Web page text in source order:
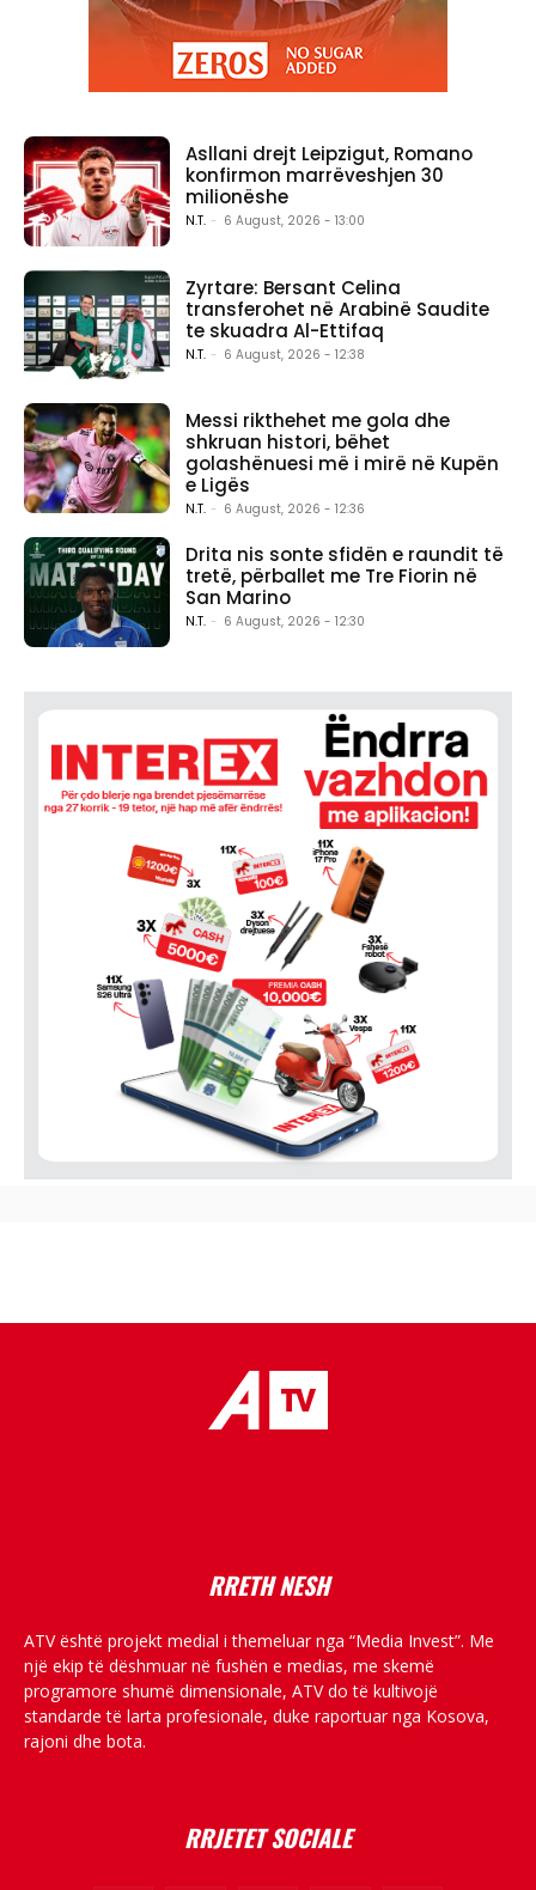
Asllani drejt Leipzigut, Romano
konfirmon marrëveshjen 30
milionëshe
N.T. - 6 August, 2026 - 13:00
Zyrtare: Bersant Celina
transferohet në Arabinë Saudite
te skuadra Al-Ettifaq
N.T. - 6 August, 2026 - 12:38
Messi rikthehet me gola dhe
shkruan histori, bëhet
golashënuesi më i mirë në Kupën
e Ligës
N.T. - 6 August, 2026 - 12:36
Drita nis sonte sfidën e raundit të
tretë, përballet me Tre Fiorin në
San Marino
N.T. - 6 August, 2026 - 12:30
RRETH NESH
ATV është projekt medial i themeluar nga “Media Invest”. Me
një ekip të dëshmuar në fushën e medias, me skemë
programore shumë dimensionale, ATV do të kultivojë
standarde të larta profesionale, duke raportuar nga Kosova,
rajoni dhe bota.
RRJETET SOCIALE